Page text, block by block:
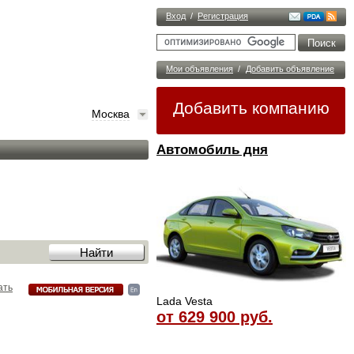
Вход / Регистрация
Мои объявления / Добавить объявление
Добавить компанию
Автомобиль дня
Lada Vesta
от 629 900 руб.
Москва